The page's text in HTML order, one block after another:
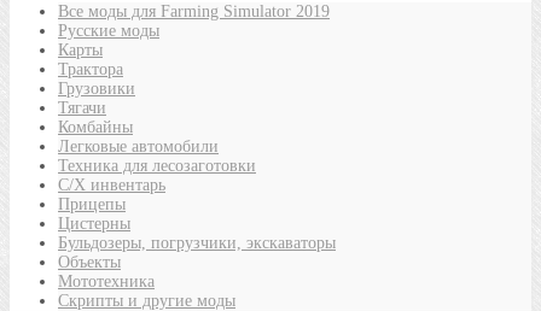
Все моды для Farming Simulator 2019
Русские моды
Карты
Трактора
Грузовики
Тягачи
Комбайны
Легковые автомобили
Техника для лесозаготовки
С/Х инвентарь
Прицепы
Цистерны
Бульдозеры, погрузчики, экскаваторы
Объекты
Мототехника
Скрипты и другие моды